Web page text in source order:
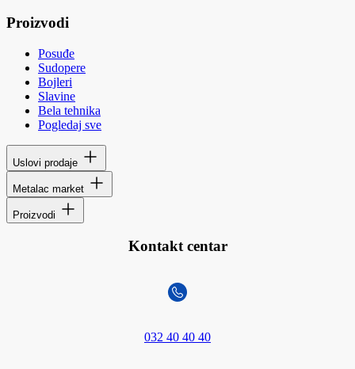
Proizvodi
Posuđe
Sudopere
Bojleri
Slavine
Bela tehnika
Pogledaj sve
Uslovi prodaje
Metalac market
Proizvodi
Kontakt centar
032 40 40 40